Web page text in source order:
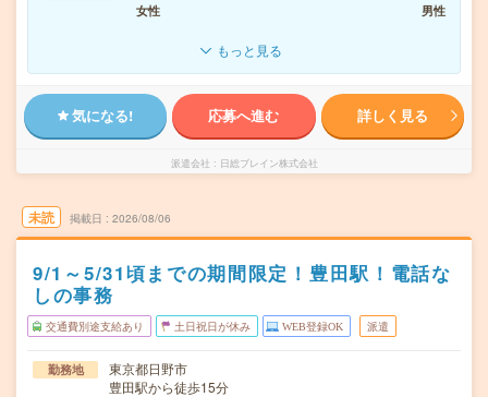
女性
男性
もっと見る
気になる! 応募へ進む 詳しく見る
派遣会社 日総ブレイン株式会社
未読 掲載日 2026/08/06
9/1～5/31頃までの期間限定！豊田駅！電話な
しの事務
交通費別途支給あり 土日祝日が休み WEB登録OK 派遣
勤務地
東京都日野市
豊田駅から徒歩15分